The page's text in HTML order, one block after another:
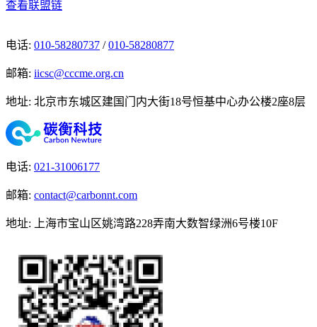
查看联盟链
电话: 010-58280737 /010-58280877
邮箱: iicsc@cccme.org.cn
地址: 北京市东城区建国门内大街18号恒基中心办公楼2座8层
电话: 021-31006177
邮箱: contact@carbonnt.com
地址: 上海市宝山区姚湾路228弄南大数智绿洲6号楼10F